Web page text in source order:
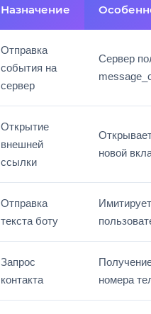
Назначение
Отправка
события на
сервер
Сервер
Открытие
внешней
ссылки
новой
Отправка
текста боту
Запрос
контакта
номера